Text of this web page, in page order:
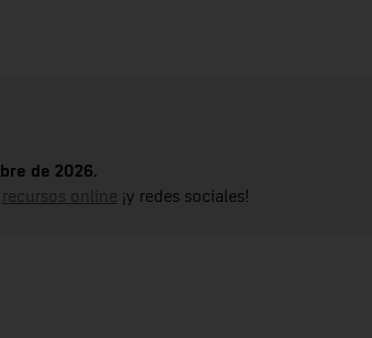
de 2026.
recursos online ¡y redes sociales!